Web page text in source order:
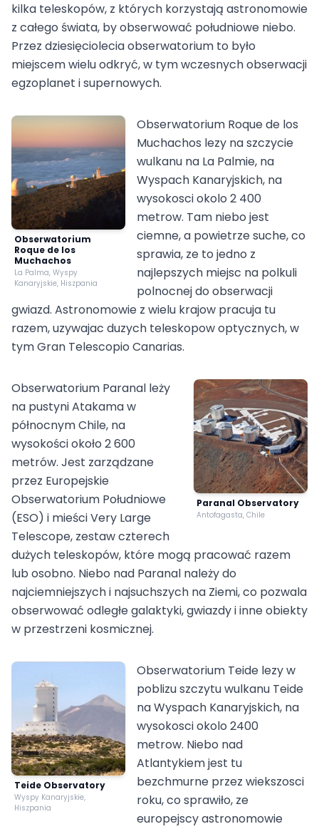
kilka teleskopów, z których korzystają astronomowie
z całego świata, by obserwować południowe niebo.
Przez dziesięciolecia obserwatorium to było
miejscem wielu odkryć, w tym wczesnych obserwacji
egzoplanet i supernowych.
Obserwatorium
Roque de los
Muchachos
La Palma, Wyspy
Kanaryjskie, Hiszpania
Obserwatorium Roque de los
Muchachos lezy na szczycie
wulkanu na La Palmie, na
Wyspach Kanaryjskich, na
wysokosci okolo 2 400
metrow. Tam niebo jest
ciemne, a powietrze suche, co
sprawia, ze to jedno z
najlepszych miejsc na polkuli
polnocnej do obserwacji
gwiazd. Astronomowie z wielu krajow pracuja tu
razem, uzywajac duzych teleskopow optycznych, w
tym Gran Telescopio Canarias.
Paranal Observatory
Antofagasta, Chile
Obserwatorium Paranal leży
na pustyni Atakama w
północnym Chile, na
wysokości około 2 600
metrów. Jest zarządzane
przez Europejskie
Obserwatorium Południowe
(ESO) i mieści Very Large
Telescope, zestaw czterech
dużych teleskopów, które mogą pracować razem
lub osobno. Niebo nad Paranal należy do
najciemniejszych i najsuchszych na Ziemi, co pozwala
obserwować odległe galaktyki, gwiazdy i inne obiekty
w przestrzeni kosmicznej.
Teide Observatory
Wyspy Kanaryjskie,
Hiszpania
Obserwatorium Teide lezy w
poblizu szczytu wulkanu Teide
na Wyspach Kanaryjskich, na
wysokosci okolo 2400
metrow. Niebo nad
Atlantykiem jest tu
bezchmurne przez wiekszosci
roku, co sprawiło, ze
europejscy astronomowie